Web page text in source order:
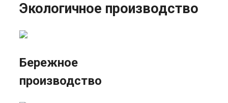
Экологичное производство
Бережное
производство